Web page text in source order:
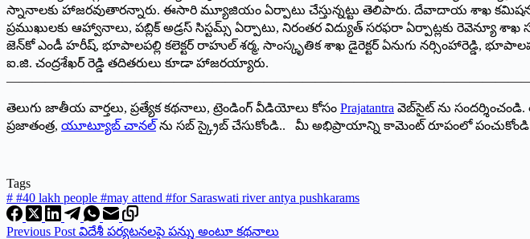
స్నానాలకు హాజరవుతారన్నారు. ఈసారి మ్యూజియం ఏర్పాటు చేస్తున్నట్టు తెలిపారు. దేవాదాయ శాఖ
ప్రముఖులకు ఆహ్వానాలు, పబ్లిక్ అడ్రస్ సిస్టమ్స్ ఏర్పాటు, నిరంతర విద్యుత్ సరఫరా ఏర్పాట్లకు
జెన్‌కో ఎండీ హరీష్, భూపాలపల్లి కలెక్టర్ రాహుల్ శర్మ, సాంస్కృతిక శాఖ డైరెక్టర్ ఏనుగు నర్సింహారెడ్డి,
ఐ.జి. చంద్రశేఖర్ రెడ్డి తదితరులు కూడా హాజరయ్యారు.
తెలుగు జాతీయ వార్తలు, ప్రత్యేక కథనాలు, ట్రెండింగ్ వీడియోలు కోసం Prajatantra వెబ్‌సైట్ ను
ప్రజాతంత్ర, యూట్యూబ్ చానల్ ను సబ్ స్క్రైబ్ చేసుకోండి.. మీ అభిప్రాయాన్ని కామెంట్ రూపంలో
Tags
# #40 lakh people #may attend #for Saraswati river antya pushkarams
Previous Post విదేశీ పర్యటనలపై పన్ను అంటూ కథనాలు